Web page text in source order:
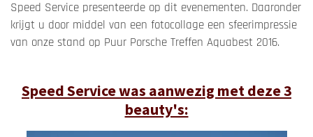
Speed Service presenteerde op dit evenementen. Daaronder
krijgt u door middel van een fotocollage een sfeerimpressie
van onze stand op Puur Porsche Treffen Aquabest 2016.
Speed Service was aanwezig met deze 3
beauty's: